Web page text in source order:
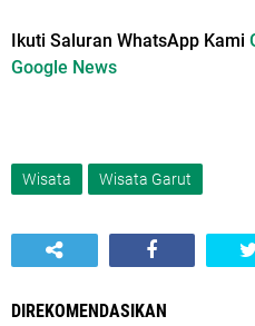
Ikuti Saluran WhatsApp Kami
Google News
Wisata Wisata Garut
DIREKOMENDASIKAN